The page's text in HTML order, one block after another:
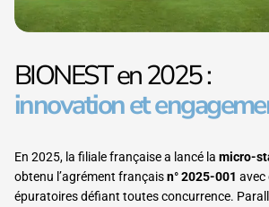
BIONEST en 2025 :
innovation et
En 2025, la filiale française a lancé la micro-
obtenu l’agrément françaisn° 2025-001 avec
épuratoires défiant toutes concurrence.